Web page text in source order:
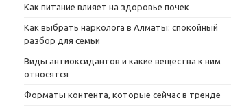
Как питание влияет на здоровье почек
Как выбрать нарколога в Алматы: спокойный
разбор для семьи
Виды антиоксидантов и какие вещества к ним
относятся
Форматы контента, которые сейчас в тренде